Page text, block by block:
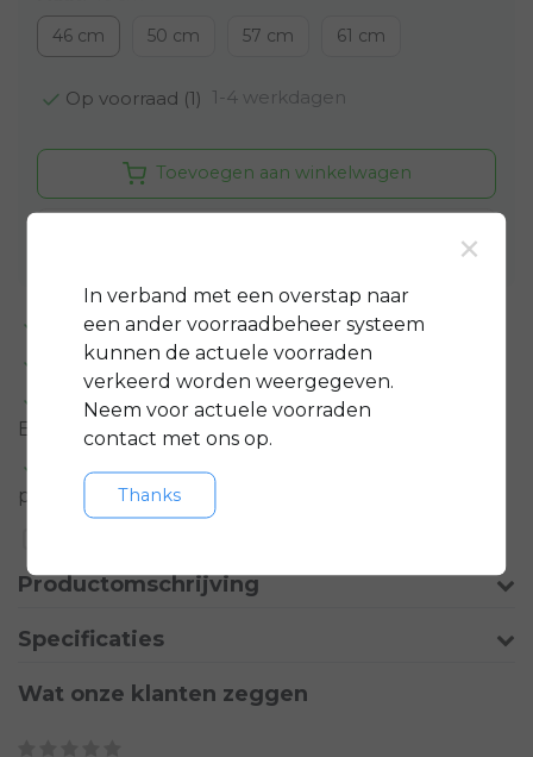
46 cm
50 cm 57 cm 61 cm
Op voorraad (1) 1-4 werkdagen
Toevoegen aan winkelwagen
Standaard 3 jaargarantie op bijna alle fietsen
GRATIS servicepakket t.w.v. minimaal € 150,-
Gratis rijklare
bezorging in regio groot
Eindhoven
Meer informatie?
product
Productomschrijving
Specificaties
Wat onze klanten zeggen
×
In verband met een overstap naar
een ander voorraadbeheer systeem
kunnen de actuele voorraden
verkeerd worden weergegeven.
Neem voor actuele voorraden
contact met ons op.
Thanks